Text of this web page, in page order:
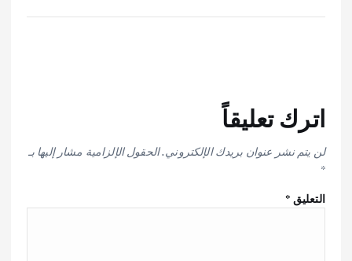
اترك تعليقاً
لن يتم نشر عنوان بريدك الإلكتروني.الحقول الإلزامية مشار إليها بـ
*
التعليق*